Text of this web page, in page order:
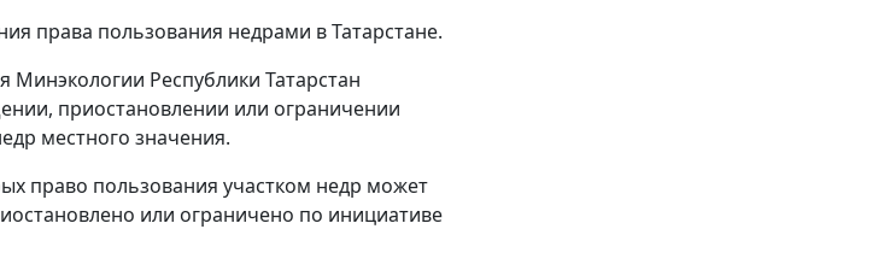
права пользования недрами в Татарстане.
Минэкологии Республики Татарстан
приостановлении или ограничении
местного значения.
право пользования участком недр может
или ограничено по инициативе